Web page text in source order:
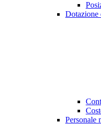
Dotazione
Personale